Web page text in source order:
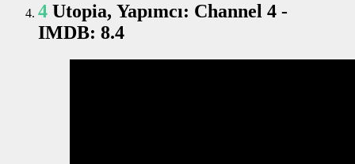
4
IMDB: 8.4